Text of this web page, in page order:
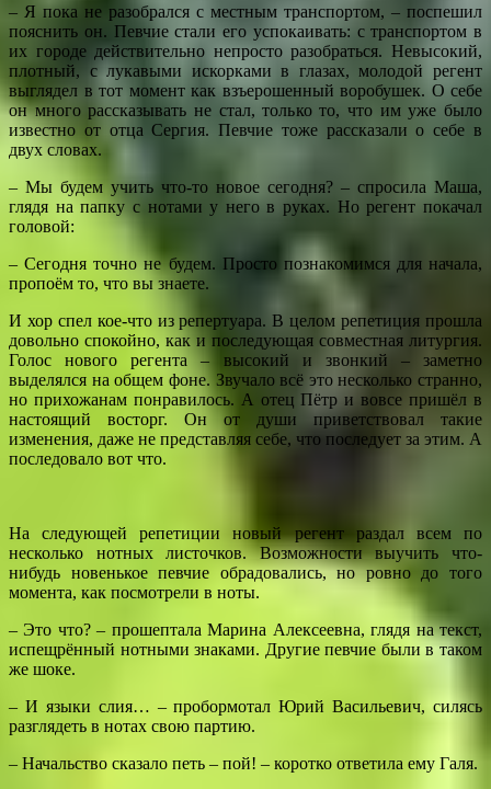
– Я пока не разобрался с местным транспортом, – поспешил
пояснить он. Певчие стали его успокаивать: с транспортом в
их городе действительно непросто разобраться. Невысокий,
плотный, с лукавыми искорками в глазах, молодой регент
выглядел в тот момент как взъерошенный воробушек. О себе
он много рассказывать не стал, только то, что им уже было
известно от отца Сергия. Певчие тоже рассказали о себе в
двух словах.
– Мы будем учить что-то новое сегодня? – спросила Маша,
глядя на папку с нотами у него в руках. Но регент покачал
головой:
– Сегодня точно не будем. Просто познакомимся для начала,
пропоём то, что вы знаете.
И хор спел кое-что из репертуара. В целом репетиция прошла
довольно спокойно, как и последующая совместная литургия.
Голос нового регента – высокий и звонкий – заметно
выделялся на общем фоне. Звучало всё это несколько странно,
но прихожанам понравилось. А отец Пётр и вовсе пришёл в
настоящий восторг. Он от души приветствовал такие
изменения, даже не представляя себе, что последует за этим. А
последовало вот что.
На следующей репетиции новый регент раздал всем по
несколько нотных листочков. Возможности выучить что-
нибудь новенькое певчие обрадовались, но ровно до того
момента, как посмотрели в ноты.
– Это что? – прошептала Марина Алексеевна, глядя на текст,
испещрённый нотными знаками. Другие певчие были в таком
же шоке.
– И языки слия… – пробормотал Юрий Васильевич, силясь
разглядеть в нотах свою партию.
– Начальство сказало петь – пой! – коротко ответила ему Галя.